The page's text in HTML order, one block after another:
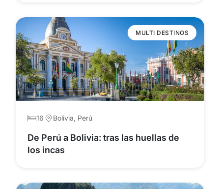
MULTI DESTINOS
16 Bolivia, Perú
De Perú a Bolivia: tras las huellas de
los incas